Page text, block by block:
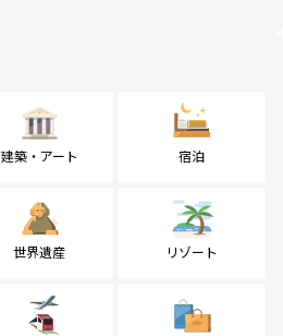
建築・アート 宿泊
世界遺産 リゾート